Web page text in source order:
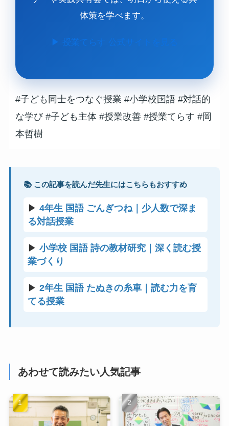
体策を学べます。
▶ 授業てらす 公式サイトを見る
#子ども同士をつなぐ授業 #小学校国語 #対話的
な学び #子ども主体 #授業改善 #授業てらす #岡
本哲樹
📚 この記事を読んだ先生にはこちらもおすすめ
▶ 4年生 国語 ごんぎつね｜少人数で深ま
る対話授業
▶ 小学校 国語 詩の教材研究｜深く読む授
業づくり
▶ 2年生 国語 たぬきの糸車｜読む力を育
てる授業
あわせて読みたい人気記事